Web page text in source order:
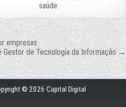
saúde
empresas
Gestor de Tecnologia da Informação →
© 2026 Capital Digital